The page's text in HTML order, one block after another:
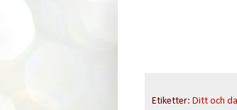
Etiketter: Ditt och